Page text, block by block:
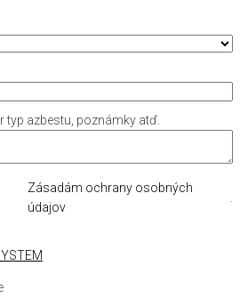
azbestu, poznámky atď.
Zásadám ochrany osobných
údajov